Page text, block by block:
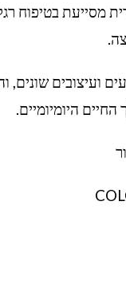
מסייעת בטיפוח
גרסאות שונות של "נייק מקס 90"
היומיומיים.